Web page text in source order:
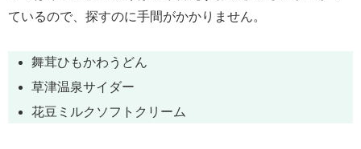
ているので、探すのに手間がかかりません。
舞茸ひもかわうどん
草津温泉サイダー
花豆ミルクソフトクリーム